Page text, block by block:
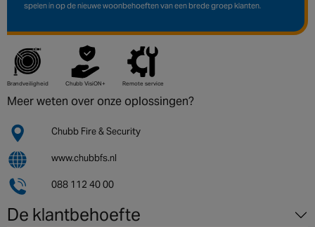
Canada
spelen in op de nieuwe woonbehoeften van een brede groep klanten.
Brandveiligheid Chubb VisiON+ Remote service
Meer weten over onze oplossingen?
Chubb Fire & Security
www.chubbfs.nl
088 112 40 00
De klantbehoefte